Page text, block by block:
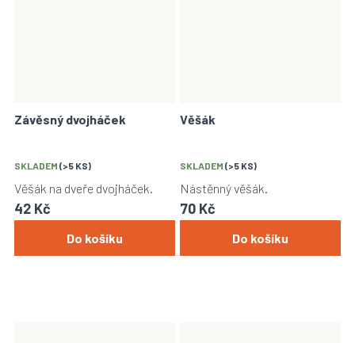
Závěsný dvojháček
SKLADEM (>5 KS)
42 Kč
Do košíku
Věšák na dveře dvojháček.
Věšák
SKLADEM (>5 KS)
70 Kč
Do košíku
Nástěnný věšák.